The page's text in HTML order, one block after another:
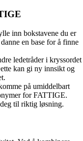
inn bokstavene du er
en base for å finne
ledetråder i kryssordet
kan gi ny innsikt og
på umiddelbart
for FATTIGE.
til riktig løsning.